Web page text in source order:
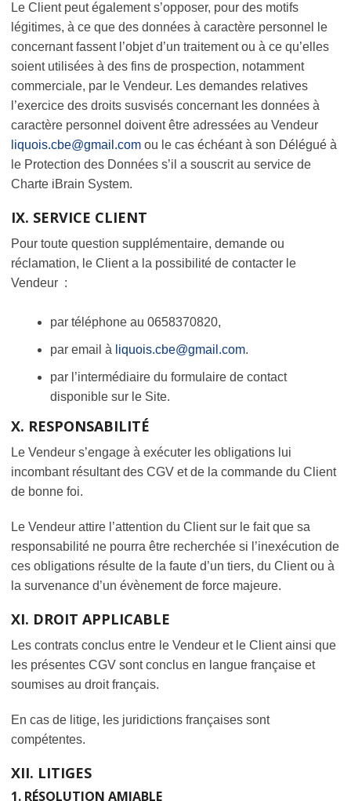
Le Client peut également s’opposer, pour des motifs
légitimes, à ce que des données à caractère personnel le
concernant fassent l’objet d’un traitement ou à ce qu’elles
soient utilisées à des fins de prospection, notamment
commerciale, par le Vendeur. Les demandes relatives
l’exercice des droits susvisés concernant les données à
caractère personnel doivent être adressées au Vendeur
liquois.cbe@gmail.com ou le cas échéant à son Délégué à
le Protection des Données s’il a souscrit au service de
Charte iBrain System.
IX. SERVICE CLIENT
Pour toute question supplémentaire, demande ou
réclamation, le Client a la possibilité de contacter le
Vendeur :
par téléphone au 0658370820,
par email à liquois.cbe@gmail.com.
par l’intermédiaire du formulaire de contact
disponible sur le Site.
X. RESPONSABILITÉ
Le Vendeur s’engage à exécuter les obligations lui
incombant résultant des CGV et de la commande du Client
de bonne foi.
Le Vendeur attire l’attention du Client sur le fait que sa
responsabilité ne pourra être recherchée si l’inexécution de
ces obligations résulte de la faute d’un tiers, du Client ou à
la survenance d’un évènement de force majeure.
XI. DROIT APPLICABLE
Les contrats conclus entre le Vendeur et le Client ainsi que
les présentes CGV sont conclus en langue française et
soumises au droit français.
En cas de litige, les juridictions françaises sont
compétentes.
XII. LITIGES
1. RÉSOLUTION AMIABLE